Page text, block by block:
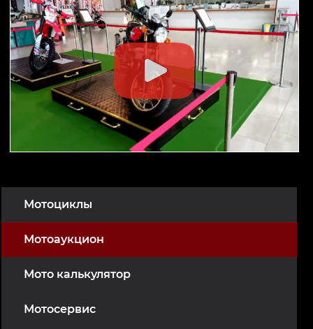
Мотоциклы
Мотоаукцион
Мото калькулятор
Мотосервис